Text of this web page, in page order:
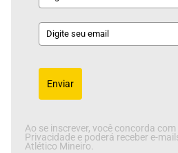
Enviar
Ao se inscrever, você concorda
Privacidade e poderá receber e-
Atlético Mineiro.